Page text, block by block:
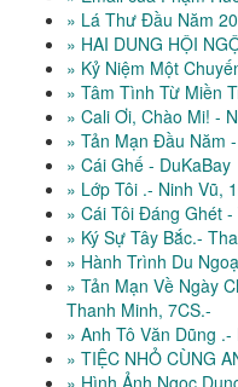
» Lá Thư Đầu Năm
» HAI DUNG HỘI
» Kỷ Niệm Một
» Tâm Tình Từ Miền
» Cali Ơi, Chào Mi! -
» Tản Mạn Đầu Năm
» Cái Ghế - DuKaBay
» Lớp Tôi .- Ninh Vũ,
» Cái Tôi Đáng Ghét
» Ký Sự Tây Bắc.-
» Hành Trình Du
» Tản Mạn Về Ngày
Thanh Minh, 7CS.-
» Anh Tô Văn Dũng .-
» TIỆC NHỎ CÙNG